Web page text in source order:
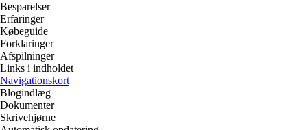
Besparelser
Erfaringer
Købeguide
Forklaringer
Afspilninger
Links i indholdet
Navigationskort
Blogindlæg
Dokumenter
Skrivehjørne